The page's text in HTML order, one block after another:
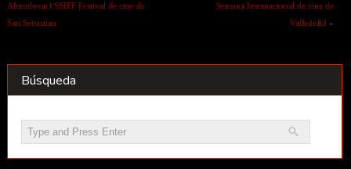
Almodovar) SSIFF Festival de cine de
San Sebastian
Semana Internacional de cine de
Valladolid »
Búsqueda